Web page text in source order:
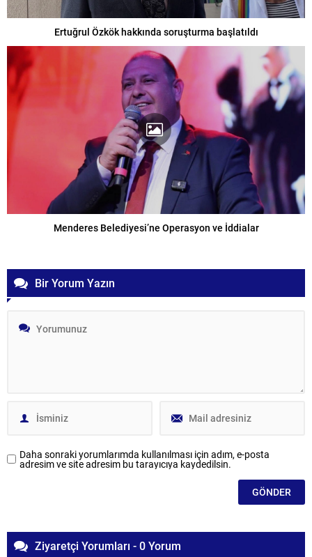
Ertuğrul Özkök hakkında soruşturma başlatıldı
Menderes Belediyesi’ne Operasyon ve İddialar
Bir Yorum Yazın
Daha sonraki yorumlarımda kullanılması için adım, e-posta
adresim ve site adresim bu tarayıcıya kaydedilsin.
Ziyaretçi Yorumları - 0 Yorum